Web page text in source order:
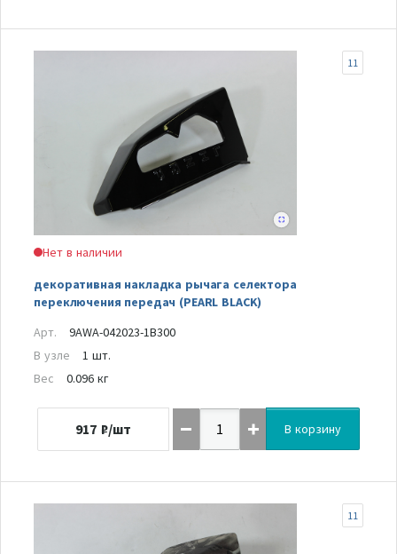
Нет в наличии
декоративная накладка рычага селектора
переключения передач (PEARL BLACK)
11
Арт.
9AWA-042023-1B300
В узле
1 шт.
Вес
0.096 кг
917 ₽/шт В корзину
11